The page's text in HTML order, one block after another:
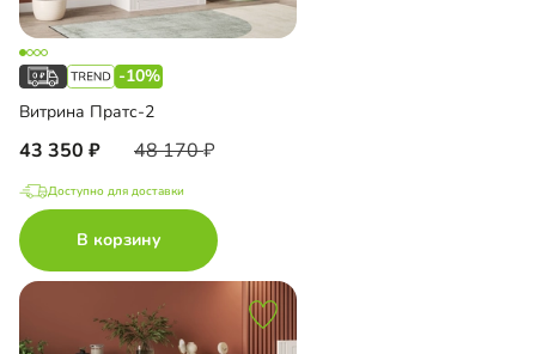
-10%
Витрина Пратс-2
43 350 48 170
Доступно для доставки
В корзину